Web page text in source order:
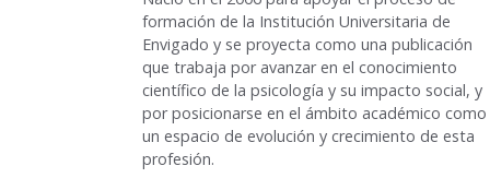
formación de la Institución Universitaria de
Envigado y se proyecta como una publicación
que trabaja por avanzar en el conocimiento
científico de la psicología y su impacto social, y
por posicionarse en el ámbito académico como
un espacio de evolución y crecimiento de esta
profesión.